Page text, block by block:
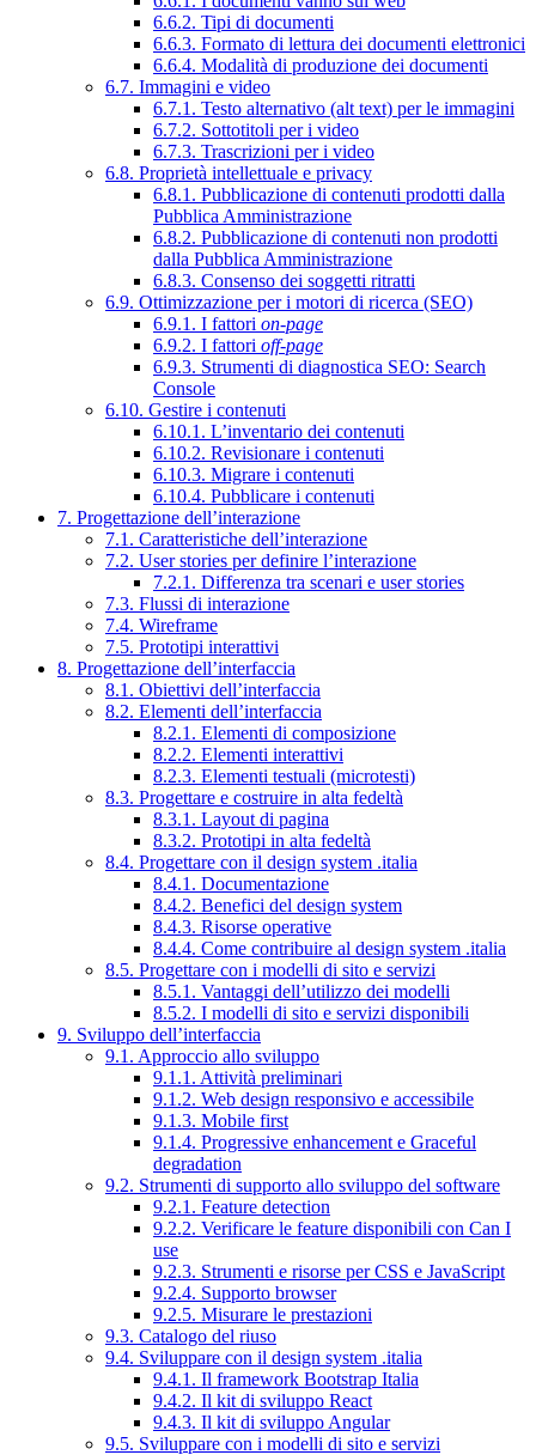
6.6.2. Tipi di documenti
6.6.3. Formato di lettura dei documenti elettronici
6.6.4. Modalità di produzione dei documenti
6.7. Immagini e video
6.7.1. Testo alternativo (alt text) per le immagini
6.7.2. Sottotitoli per i video
6.7.3. Trascrizioni per i video
6.8. Proprietà intellettuale e privacy
6.8.1. Pubblicazione di contenuti prodotti dalla
Pubblica Amministrazione
6.8.2. Pubblicazione di contenuti non prodotti
dalla Pubblica Amministrazione
6.8.3. Consenso dei soggetti ritratti
6.9. Ottimizzazione per i motori di ricerca (SEO)
6.9.1. I fattori on-page
6.9.2. I fattori off-page
6.9.3. Strumenti di diagnostica SEO: Search
Console
6.10. Gestire i contenuti
6.10.1. L’inventario dei contenuti
6.10.2. Revisionare i contenuti
6.10.3. Migrare i contenuti
6.10.4. Pubblicare i contenuti
7. Progettazione dell’interazione
7.1. Caratteristiche dell’interazione
7.2. User stories per definire l’interazione
7.2.1. Differenza tra scenari e user stories
7.3. Flussi di interazione
7.4. Wireframe
7.5. Prototipi interattivi
8. Progettazione dell’interfaccia
8.1. Obiettivi dell’interfaccia
8.2. Elementi dell’interfaccia
8.2.1. Elementi di composizione
8.2.2. Elementi interattivi
8.2.3. Elementi testuali (microtesti)
8.3. Progettare e costruire in alta fedeltà
8.3.1. Layout di pagina
8.3.2. Prototipi in alta fedeltà
8.4. Progettare con il design system .italia
8.4.1. Documentazione
8.4.2. Benefici del design system
8.4.3. Risorse operative
8.4.4. Come contribuire al design system .italia
8.5. Progettare con i modelli di sito e servizi
8.5.1. Vantaggi dell’utilizzo dei modelli
8.5.2. I modelli di sito e servizi disponibili
9. Sviluppo dell’interfaccia
9.1. Approccio allo sviluppo
9.1.1. Attività preliminari
9.1.2. Web design responsivo e accessibile
9.1.3. Mobile first
9.1.4. Progressive enhancement e Graceful
degradation
9.2. Strumenti di supporto allo sviluppo del software
9.2.1. Feature detection
9.2.2. Verificare le feature disponibili con Can I
use
9.2.3. Strumenti e risorse per CSS e JavaScript
9.2.4. Supporto browser
9.2.5. Misurare le prestazioni
9.3. Catalogo del riuso
9.4. Sviluppare con il design system .italia
9.4.1. Il framework Bootstrap Italia
9.4.2. Il kit di sviluppo React
9.4.3. Il kit di sviluppo Angular
9.5. Sviluppare con i modelli di sito e servizi